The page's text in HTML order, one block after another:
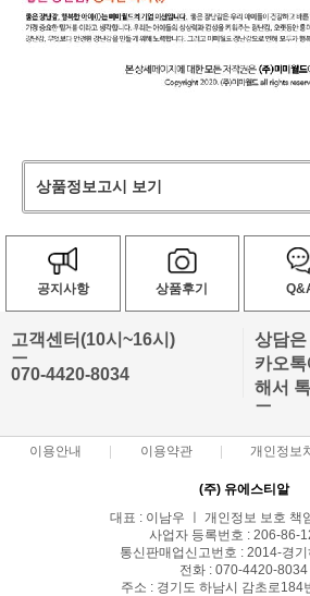
상품정보고시 보기
공지사항 상품후기
고객센터(10시~16시)
ㅡ
070-4420-8034
상담
카오
해서
ㅡ
이용안내 이용약관 개인정보
(주) 유에스티알
대표 : 이남우 ㅣ 개인정보 보호 책
사업자 등록번호 : 206-86-
통신판매업신고번호 : 2014-경
전화 : 070-4420-8034
주소 : 경기도 하남시 감초로184